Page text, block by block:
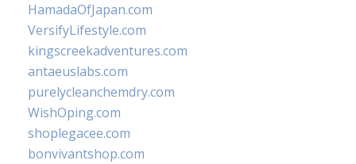
HamadaOfJapan.com
VersifyLifestyle.com
kingscreekadventures.com
antaeuslabs.com
purelycleanchemdry.com
WishOping.com
shoplegacee.com
bonvivantshop.com